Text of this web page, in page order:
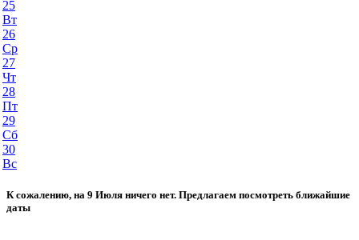
25
Вт
26
Ср
27
Чт
28
Пт
29
Сб
30
Вс
К сожалению, на 9 Июля ничего нет. Предлагаем посмотреть ближайшие
даты